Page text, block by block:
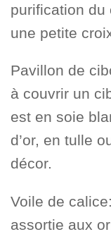
purification du
une petite
Pavillon de
à couvrir un
est en soie
d’or, en tulle
décor.
Voile de
assortie aux